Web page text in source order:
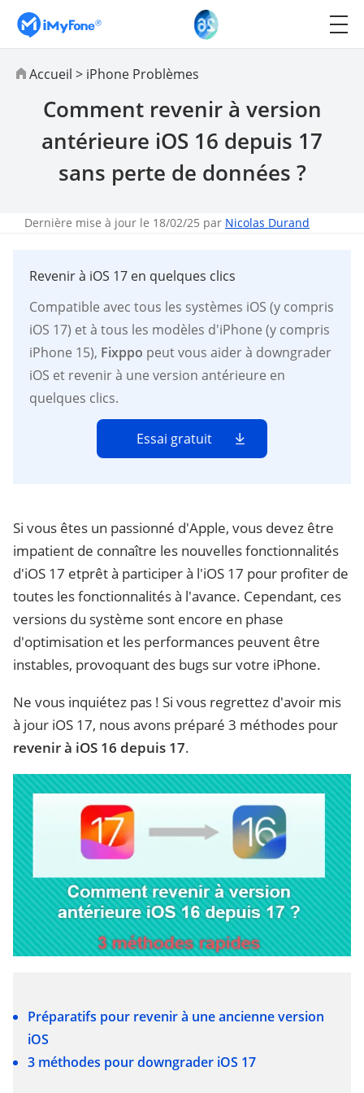
Accueil > iPhone Problèmes
Comment revenir à version
antérieure iOS 16 depuis 17
sans perte de données ?
Dernière mise à jour le 18/02/25 par Nicolas Durand
Revenir à iOS 17 en quelques clics
Compatible avec tous les systèmes iOS (y compris
iOS 17) et à tous les modèles d'iPhone (y compris
iPhone 15), Fixppo peut vous aider à downgrader
iOS et revenir à une version antérieure en
quelques clics.
Essai gratuit
Si vous êtes un passionné d'Apple, vous devez être
impatient de connaître les nouvelles fonctionnalités
d'iOS 17 etprêt à participer à l'iOS 17 pour profiter de
toutes les fonctionnalités à l'avance. Cependant, ces
versions du système sont encore en phase
d'optimisation et les performances peuvent être
instables, provoquant des bugs sur votre iPhone.
Ne vous inquiétez pas ! Si vous regrettez d'avoir mis
à jour iOS 17, nous avons préparé 3 méthodes pour
revenir à iOS 16 depuis 17.
Préparatifs pour revenir à une ancienne version
iOS
3 méthodes pour downgrader iOS 17